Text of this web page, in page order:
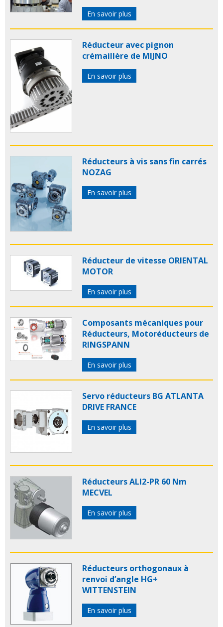
En savoir plus
Réducteur avec pignon
crémaillère de MIJNO
En savoir plus
Réducteurs à vis sans fin carrés
NOZAG
En savoir plus
Réducteur de vitesse ORIENTAL
MOTOR
En savoir plus
Composants mécaniques pour
Réducteurs, Motoréducteurs de
RINGSPANN
En savoir plus
Servo réducteurs BG ATLANTA
DRIVE FRANCE
En savoir plus
Réducteurs ALI2-PR 60 Nm
MECVEL
En savoir plus
Réducteurs orthogonaux à
renvoi d’angle HG+
WITTENSTEIN
En savoir plus